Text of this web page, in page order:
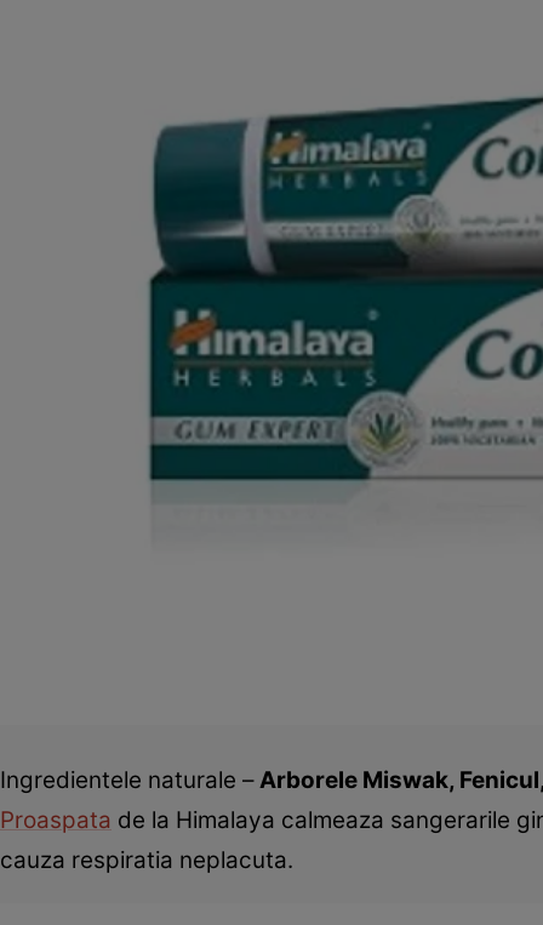
Ingredientele naturale –Arborele Miswak,
Proaspata de la Himalaya calmeaza sangerarile
cauza respiratia neplacuta.